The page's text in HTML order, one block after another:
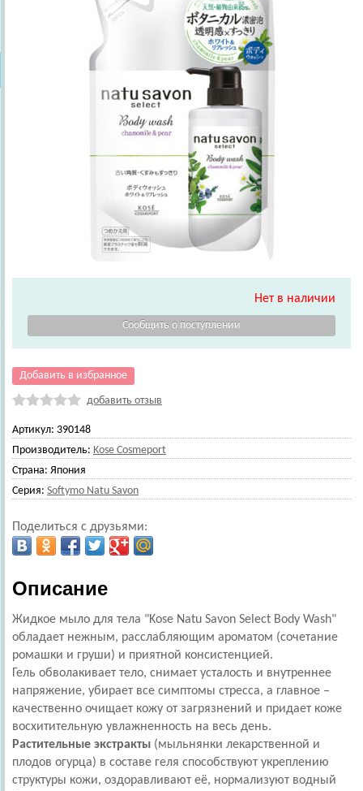
Нет в наличии
Добавить в избранное
добавить отзыв
Артикул: 390148
Производитель: Kose Cosmeport
Страна: Япония
Серия: Softymo Natu Savon
Поделиться с друзьями:
Описание
Жидкое мыло для тела "Kose Natu Savon Select Body Wash"
обладает нежным, расслабляющим ароматом (сочетание
ромашки и груши) и приятной консистенцией.
Гель обволакивает тело, снимает усталость и внутреннее
напряжение, убирает все симптомы стресса, а главное –
качественно очищает кожу от загрязнений и придает коже
восхитительную увлажненность на весь день.
Растительные экстракты (мыльнянки лекарственной и
плодов огурца) в составе геля способствуют укреплению
структуры кожи, оздоравливают её, нормализуют водный